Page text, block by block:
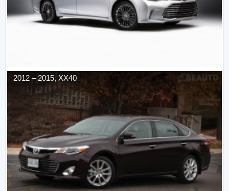
2012 – 2015, XX40